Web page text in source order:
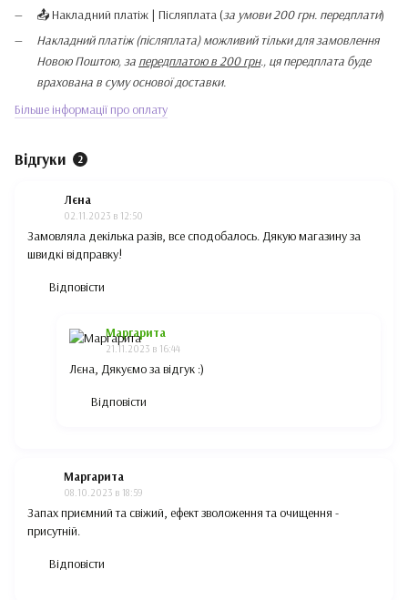
📤 Накладний платіж | Післяплата (за умови 200 грн. передплати)
Накладний платіж (післяплата) можливий тільки для замовлення
Новою Поштою, за передплатою в 200 грн., ця передплата буде
врахована в суму основої доставки.
Більше інформації про оплату
Відгуки 2
Лєна
02.11.2023 в 12:50
Замовляла декілька разів, все сподобалось. Дякую магазину за
швидкі відправку!
Відповісти
Маргарита
21.11.2023 в 16:44
Лєна, Дякуємо за відгук :)
Відповісти
Маргарита
08.10.2023 в 18:59
Запах приємний та свіжий, ефект зволоження та очищення -
присутній.
Відповісти